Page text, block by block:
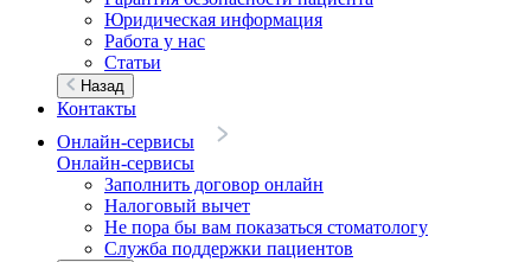
Юридическая информация
Работа у нас
Статьи
Назад
Контакты
Онлайн-сервисы
Онлайн-сервисы
Заполнить договор онлайн
Налоговый вычет
Не пора бы вам показаться стоматологу
Служба поддержки пациентов